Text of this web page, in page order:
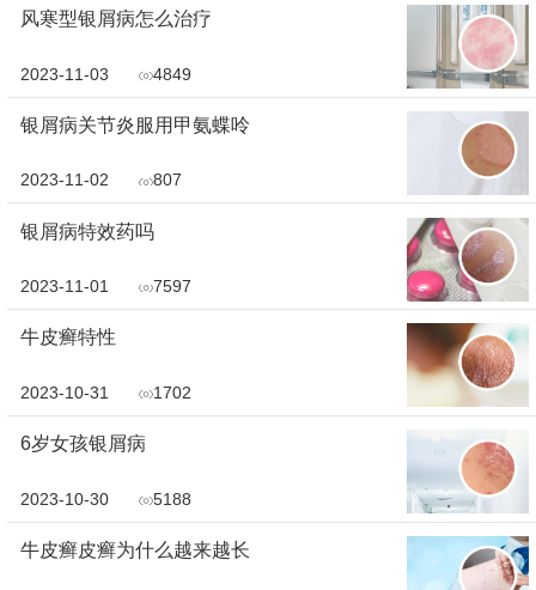
风寒型银屑病怎么治疗
2023-11-03 4849
银屑病关节炎服用甲氨蝶呤
2023-11-02 807
银屑病特效药吗
2023-11-01 7597
牛皮癣特性
2023-10-31 1702
6岁女孩银屑病
2023-10-30 5188
牛皮癣皮癣为什么越来越长